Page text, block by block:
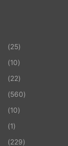
(25)
(10)
(22)
(560)
(10)
(1)
(229)